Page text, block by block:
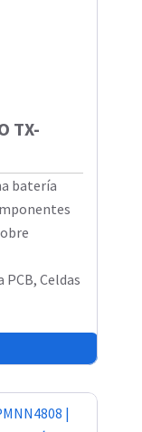
TX-
batería
Celdas